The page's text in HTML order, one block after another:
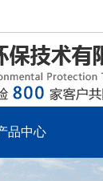
品中心